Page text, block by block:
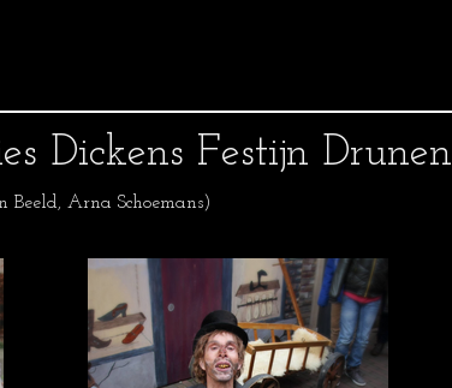
Dickens Festijn Drunen
Beeld, Arna Schoemans)